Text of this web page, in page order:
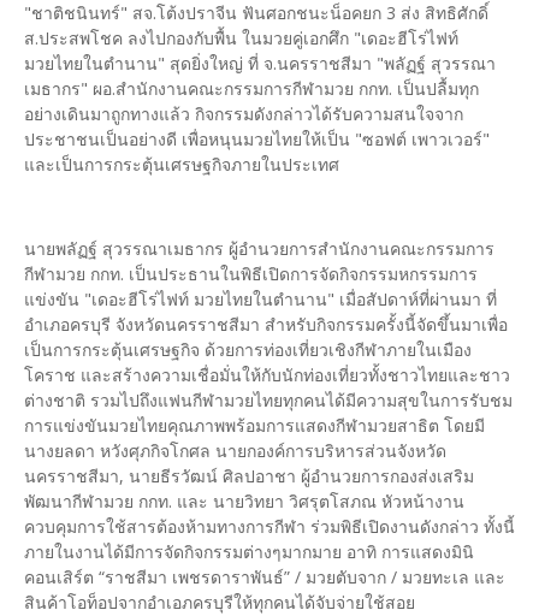
"ชาติชนินทร์" สจ.โต้งปราจีน ฟันศอกชนะน็อคยก 3 ส่ง สิทธิศักดิ์
ส.ประสพโชค ลงไปกองกับพื้น ในมวยคู่เอกศึก "เดอะฮีโร่ไฟท์
มวยไทยในตำนาน" สุดยิ่งใหญ่ ที่ จ.นครราชสีมา "พลัฏฐ์ สุวรรณา
เมธากร" ผอ.สำนักงานคณะกรรมการกีฬามวย กกท. เป็นปลื้มทุก
อย่างเดินมาถูกทางแล้ว กิจกรรมดังกล่าวได้รับความสนใจจาก
ประชาชนเป็นอย่างดี เพื่อหนุนมวยไทยให้เป็น "ซอฟต์ เพาวเวอร์"
และเป็นการกระตุ้นเศรษฐกิจภายในประเทศ
นายพลัฏฐ์ สุวรรณาเมธากร ผู้อำนวยการสำนักงานคณะกรรมการ
กีฬามวย กกท. เป็นประธานในพิธีเปิดการจัดกิจกรรมหกรรมการ
แข่งขัน "เดอะฮีโร่ไฟท์ มวยไทยในตำนาน" เมื่อสัปดาห์ที่ผ่านมา ที่
อำเภอครบุรี จังหวัดนครราชสีมา สำหรับกิจกรรมครั้งนี้จัดขึ้นมาเพื่อ
เป็นการกระตุ้นเศรษฐกิจ ด้วยการท่องเที่ยวเชิงกีฬาภายในเมือง
โคราช และสร้างความเชื่อมั่นให้กับนักท่องเที่ยวทั้งชาวไทยและชาว
ต่างชาติ รวมไปถึงแฟนกีฬามวยไทยทุกคนได้มีความสุขในการรับชม
การแข่งขันมวยไทยคุณภาพพร้อมการแสดงกีฬามวยสาธิต โดยมี
นางยลดา หวังศุภกิจโกศล นายกองค์การบริหารส่วนจังหวัด
นครราชสีมา, นายธีรวัฒน์ ศิลปอาชา ผู้อำนวยการกองส่งเสริม
พัฒนากีฬามวย กกท. และ นายวิทยา วิศรุตโสภณ หัวหน้างาน
ควบคุมการใช้สารต้องห้ามทางการกีฬา ร่วมพิธีเปิดงานดังกล่าว ทั้งนี้
ภายในงานได้มีการจัดกิจกรรมต่างๆมากมาย อาทิ การแสดงมินิ
คอนเสิร์ต “ราชสีมา เพชรดาราพันธ์” / มวยตับจาก / มวยทะเล และ
สินค้าโอท็อปจากอำเอภครบุรีให้ทุกคนได้จับจ่ายใช้สอย